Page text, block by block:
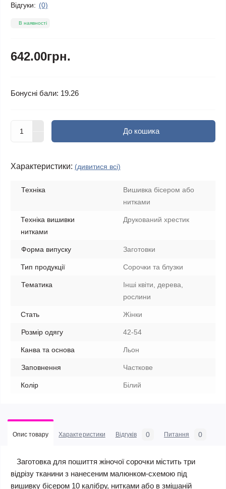
Відгуки: (0)
В наявності
642.00грн.
Бонусні бали: 19.26
До кошика
Характеристики: (дивитися всі)
Техніка
Вишивка бісером або
нитками
Техніка вишивки
нитками
Друкований хрестик
Форма випуску Заготовки
Тип продукції Сорочки та блузки
Тематика
Інші квіти, дерева,
рослини
Стать Жінки
Розмір одягу 42-54
Канва та основа Льон
Заповнення Часткове
Колір Білий
Опис товару Характеристики Відгуків 0 Питання 0
Заготовка для пошиття жіночої сорочки містить три
відрізу тканини з нанесеним малюнком-схемою під
вишивку бісером 10 калібру, нитками або в змішаній